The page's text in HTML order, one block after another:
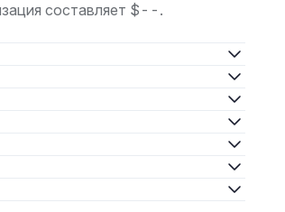
составляет $--.